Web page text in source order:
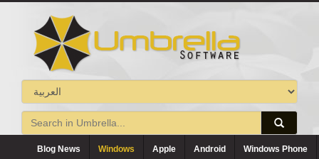
Blog News Windows Apple Android Windows Phone